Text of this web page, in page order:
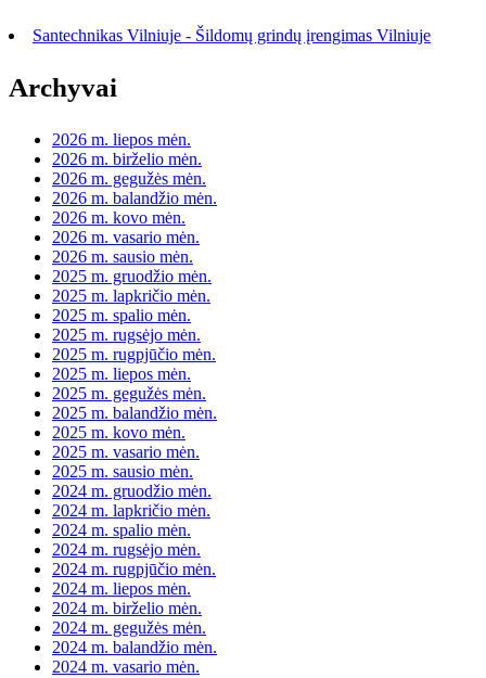
Santechnikas Vilniuje - Šildomų grindų įrengimas Vilniuje
Archyvai
2026 m. liepos mėn.
2026 m. birželio mėn.
2026 m. gegužės mėn.
2026 m. balandžio mėn.
2026 m. kovo mėn.
2026 m. vasario mėn.
2026 m. sausio mėn.
2025 m. gruodžio mėn.
2025 m. lapkričio mėn.
2025 m. spalio mėn.
2025 m. rugsėjo mėn.
2025 m. rugpjūčio mėn.
2025 m. liepos mėn.
2025 m. gegužės mėn.
2025 m. balandžio mėn.
2025 m. kovo mėn.
2025 m. vasario mėn.
2025 m. sausio mėn.
2024 m. gruodžio mėn.
2024 m. lapkričio mėn.
2024 m. spalio mėn.
2024 m. rugsėjo mėn.
2024 m. rugpjūčio mėn.
2024 m. liepos mėn.
2024 m. birželio mėn.
2024 m. gegužės mėn.
2024 m. balandžio mėn.
2024 m. vasario mėn.